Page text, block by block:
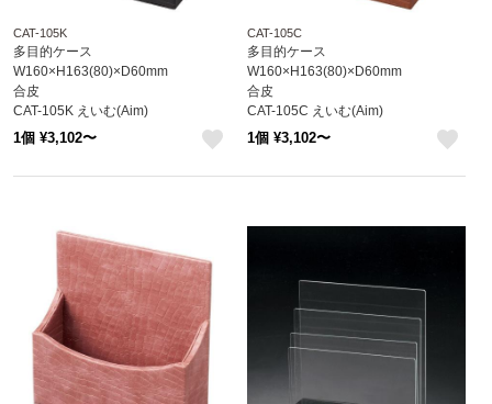
CAT-105K
多目的ケース
W160×H163(80)×D60mm
合皮
CAT-105K えいむ(Aim)
1個 ¥3,102〜
CAT-105C
多目的ケース
W160×H163(80)×D60mm
合皮
CAT-105C えいむ(Aim)
1個 ¥3,102〜